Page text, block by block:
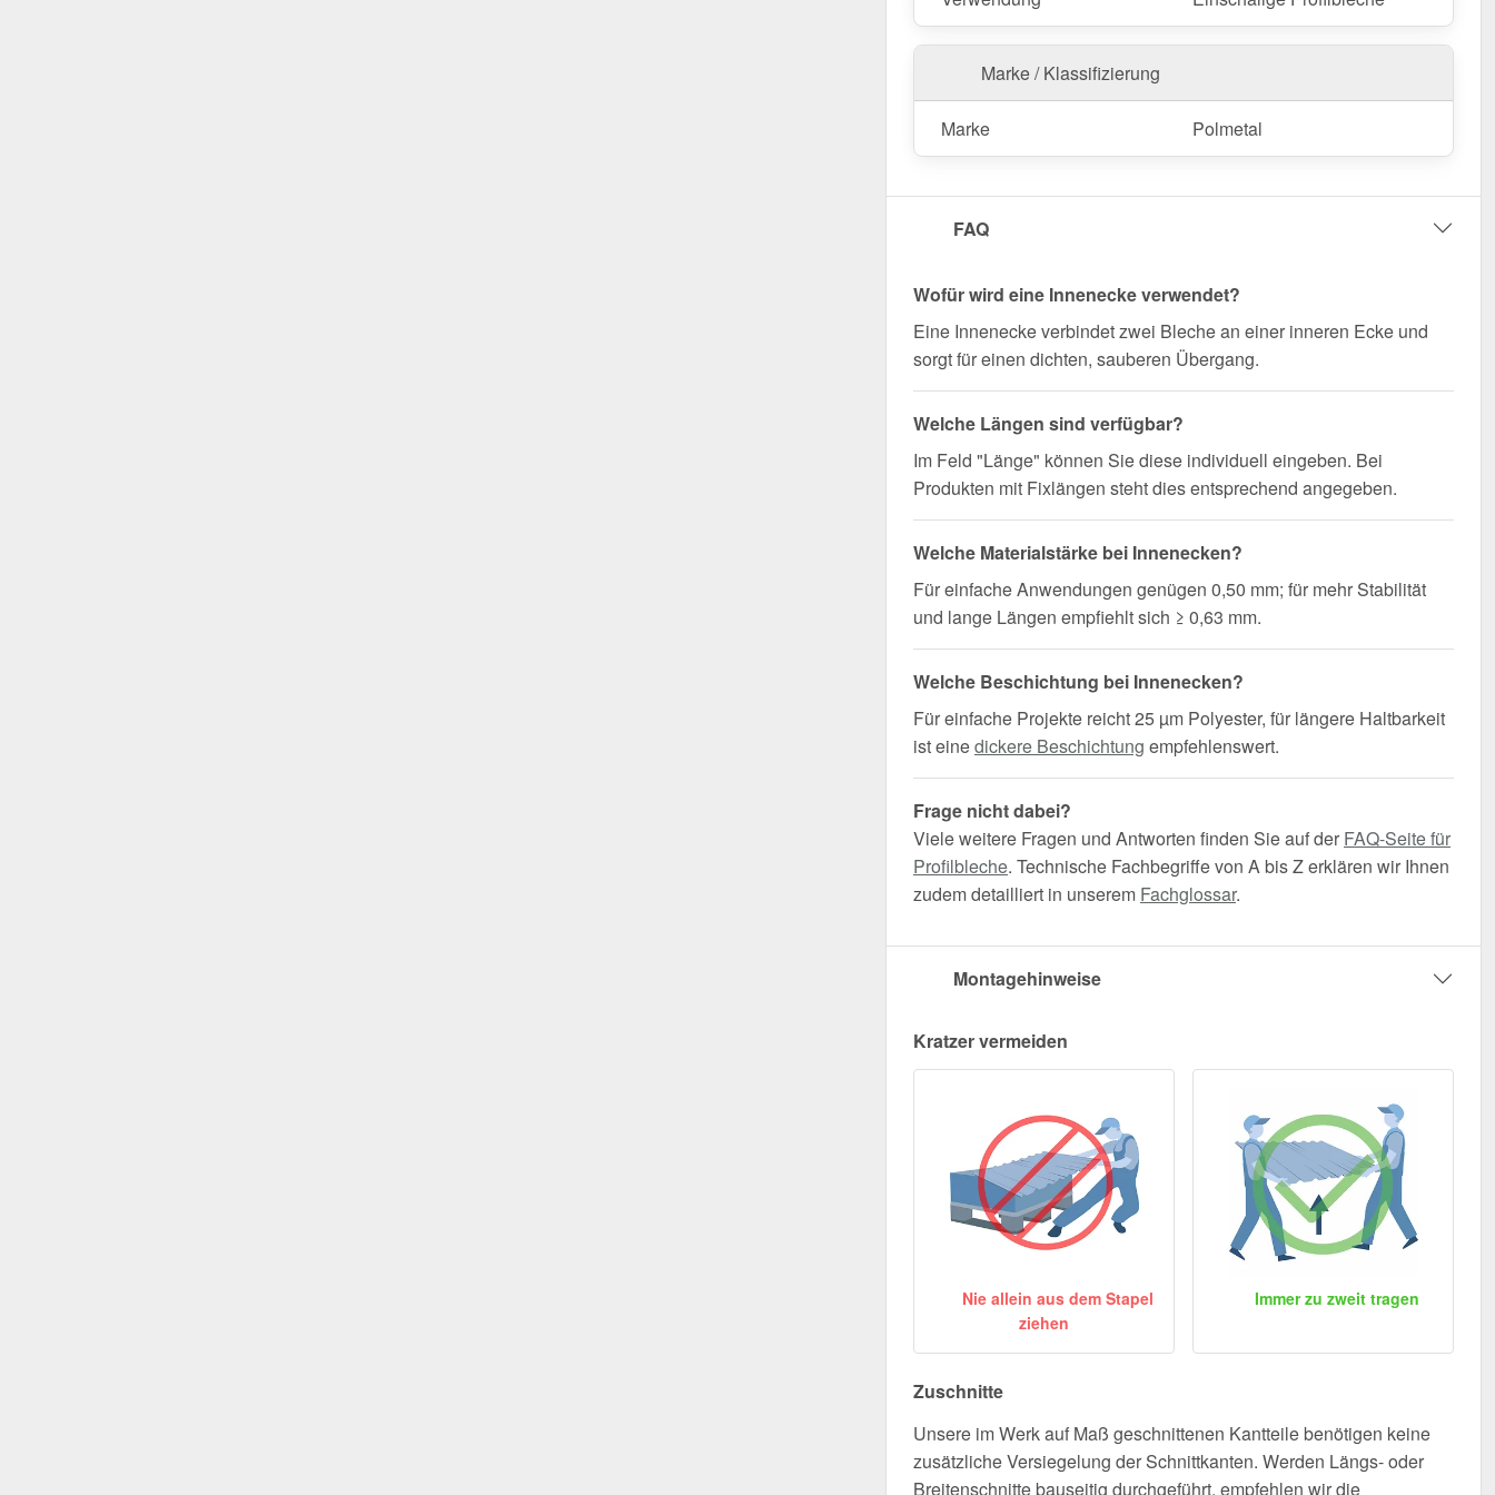
Wegen Sonderanfertigung vom Widerruf ausgeschlossen
Marke / Klassifizierung
Marke Polmetal
FAQ
Wofür wird eine Innenecke verwendet?
Eine Innenecke verbindet zwei Bleche an einer inneren Ecke und
sorgt für einen dichten, sauberen Übergang.
Welche Längen sind verfügbar?
Im Feld "Länge" können Sie diese individuell eingeben. Bei
Produkten mit Fixlängen steht dies entsprechend angegeben.
Welche Materialstärke bei Innenecken?
Für einfache Anwendungen genügen 0,50 mm; für mehr Stabilität
und lange Längen empfiehlt sich ≥ 0,63 mm.
Welche Beschichtung bei Innenecken?
Für einfache Projekte reicht 25 µm Polyester, für längere Haltbarkeit
ist einedickere Beschichtung empfehlenswert.
Frage nicht dabei?
Viele weitere Fragen und Antworten finden Sie auf der FAQ-Seite für
Profilbleche. Technische Fachbegriffe von A bis Z erklären wir Ihnen
zudem detailliert in unserem Fachglossar.
Montagehinweise
Kratzer vermeiden
Nie allein aus dem Stapel
ziehen
Immer zu zweit tragen
Zuschnitte
Unsere im Werk auf Maß geschnittenen Kantteile benötigen keine
zusätzliche Versiegelung der Schnittkanten. Werden Längs- oder
Breitenschnitte bauseitig durchgeführt, empfehlen wir die